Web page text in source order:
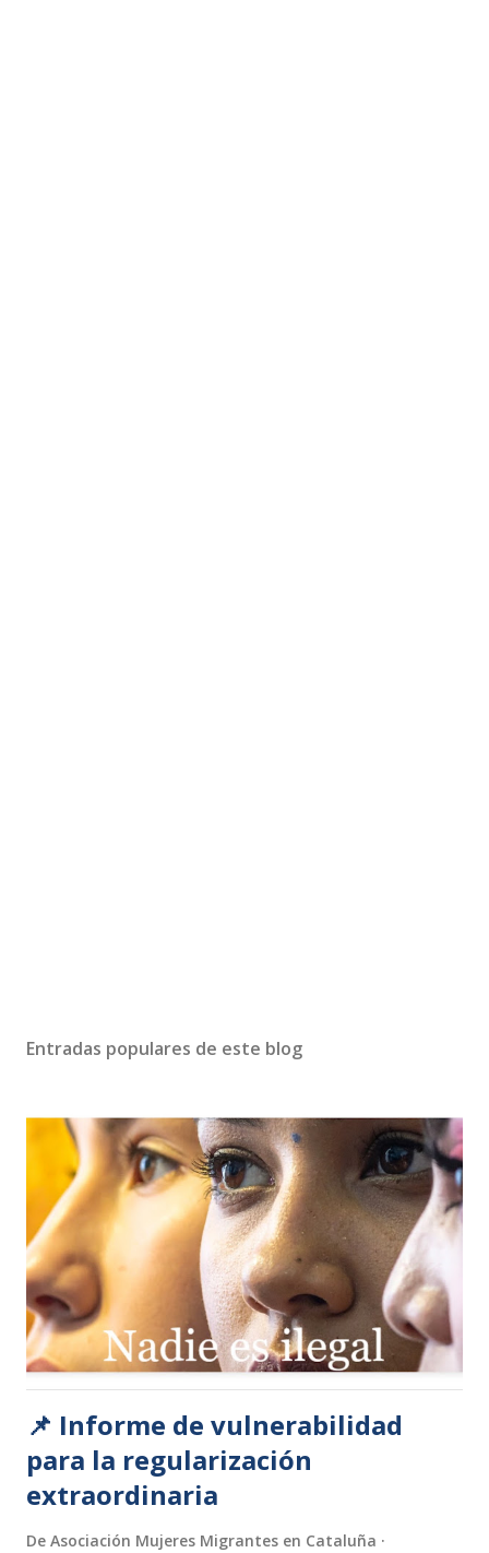
Entradas populares de este blog
📌 Informe de vulnerabilidad
para la regularización
extraordinaria
De Asociación Mujeres Migrantes en Cataluña